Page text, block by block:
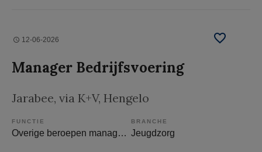
12-06-2026
Manager Bedrijfsvoering
Jarabee, via K+V, Hengelo
FUNCTIE
Overige beroepen management
BRANCHE
Jeugdzorg